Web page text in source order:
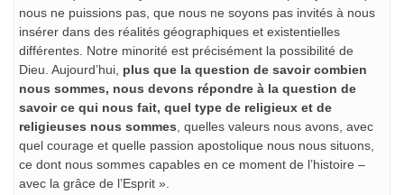
nous ne puissions pas, que nous ne soyons pas invités à nous
insérer dans des réalités géographiques et existentielles
différentes. Notre minorité est précisément la possibilité de
Dieu. Aujourd’hui, plus que la question de savoir combien
nous sommes, nous devons répondre à la question de
savoir ce qui nous fait, quel type de religieux et de
religieuses nous sommes , quelles valeurs nous avons, avec
quel courage et quelle passion apostolique nous nous situons,
ce dont nous sommes capables en ce moment de l’histoire –
avec la grâce de l’Esprit ».